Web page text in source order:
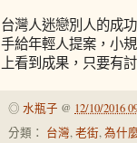
台灣人迷戀別人的成
手給年輕人提案，小
上看到成果，只要有
◎ 水瓶子 @ 12/10/2016
分類： 台灣,老街,為什